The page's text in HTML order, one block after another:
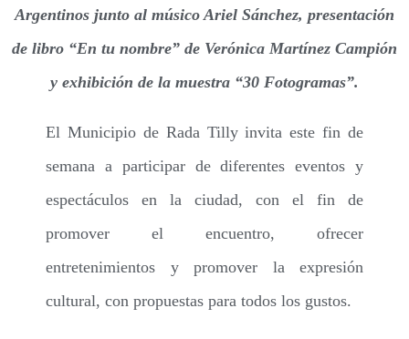
Argentinos junto al músico Ariel Sánchez, presentación
de libro “En tu nombre” de Verónica Martínez Campión
y exhibición de la muestra “30 Fotogramas”.
El Municipio de Rada Tilly invita este fin de
semana a participar de diferentes eventos y
espectáculos en la ciudad, con el fin de
promover el encuentro, ofrecer
entretenimientos y promover la expresión
cultural, con propuestas para todos los gustos.